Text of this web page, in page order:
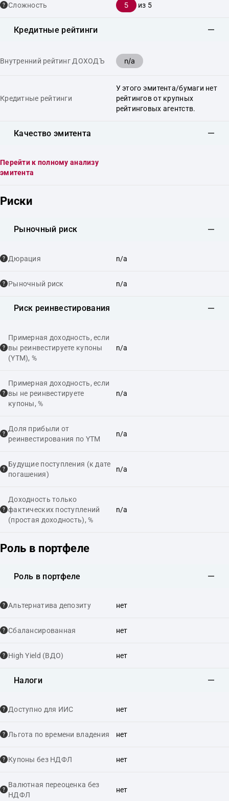
Сложность 5 из 5
Кредитные рейтинги
Внутренний рейтинг ДОХОДЪ n/a
Кредитные рейтинги
У этого эмитента/бумаги нет
рейтингов от крупных
рейтинговых агентств.
Качество эмитента
Перейти к полному анализу
эмитента
Риски
Рыночный риск
Дюрация n/a
Рыночный риск n/a
Риск реинвестирования
Примерная доходность, если
вы реинвестируете купоны
(YTM), %
n/a
Примерная доходность, если
вы не реинвестируете
купоны, %
n/a
Доля прибыли от
реинвестирования по YTM
n/a
Будущие поступления (к дате
погашения)
n/a
Доходность только
фактических поступлений
(простая доходность), %
n/a
Роль в портфеле
Роль в портфеле
Альтернатива депозиту нет
Сбалансированная нет
High Yield (ВДО) нет
Налоги
Доступно для ИИС нет
Льгота по времени владения нет
Купоны без НДФЛ нет
Валютная переоценка без
НДФЛ
нет